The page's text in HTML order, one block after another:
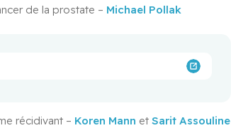
de la prostate – Michael Pollak
récidivant – Koren Mann et Sarit Assouline